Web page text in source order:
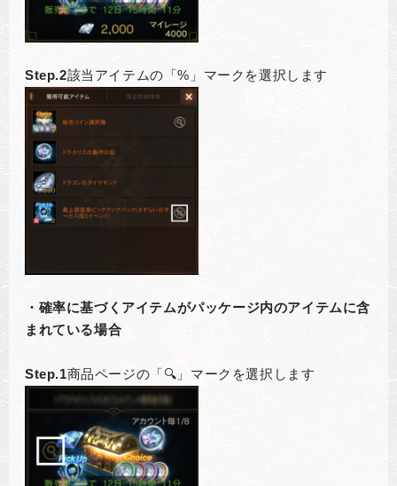
Step.2該当アイテムの「%」マークを選択します
・確率に基づくアイテムがパッケージ内のアイテムに含
まれている場合
Step.1商品ページの「🔍」マークを選択します